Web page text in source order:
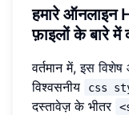
हमारे ऑनलाइन
फ़ाइलों के बारे में
वर्तमान में,इस विशेष
विश्वसनीय
css
दस्तावेज़ के भीतर